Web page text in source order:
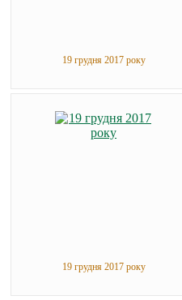
19 грудня 2017 року
19 грудня 2017 року